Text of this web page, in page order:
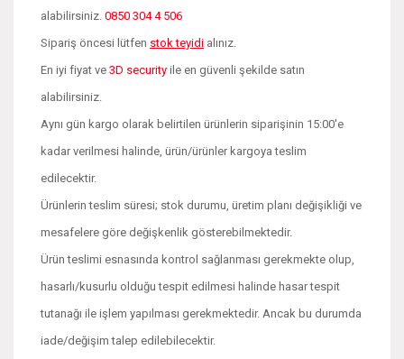
alabilirsiniz. 0850 304 4 506
Sipariş öncesi lütfen stok teyidi alınız.
En iyi fiyat ve 3D security ile en güvenli şekilde satın
alabilirsiniz.
Aynı gün kargo olarak belirtilen ürünlerin siparişinin 15:00'e
kadar verilmesi halinde, ürün/ürünler kargoya teslim
edilecektir.
Ürünlerin teslim süresi; stok durumu, üretim planı değişikliği ve
mesafelere göre değişkenlik gösterebilmektedir.
Ürün teslimi esnasında kontrol sağlanması gerekmekte olup,
hasarlı/kusurlu olduğu tespit edilmesi halinde hasar tespit
tutanağı ile işlem yapılması gerekmektedir. Ancak bu durumda
iade/değişim talep edilebilecektir.